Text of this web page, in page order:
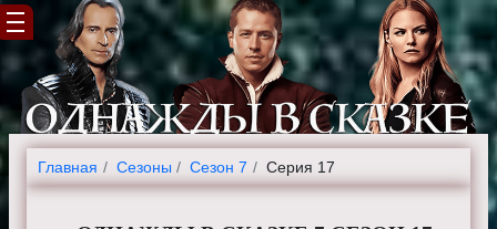
Главная Cезоны Сезон 7 Серия 17